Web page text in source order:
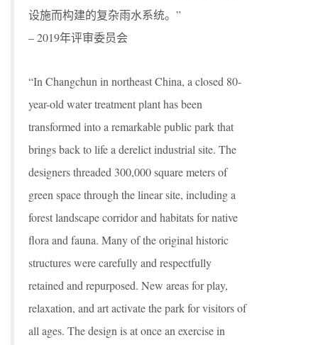
设施而构建的复杂雨水系统。”
– 2019年评审委员会
“In Changchun in northeast China, a closed 80-
year-old water treatment plant has been
transformed into a remarkable public park that
brings back to life a derelict industrial site. The
designers threaded 300,000 square meters of
green space through the linear site, including a
forest landscape corridor and habitats for native
flora and fauna. Many of the original historic
structures were carefully and respectfully
retained and repurposed. New areas for play,
relaxation, and art activate the park for visitors of
all ages. The design is at once an exercise in